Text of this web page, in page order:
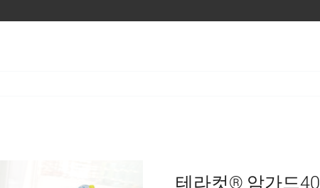
테라컷® 암가드40